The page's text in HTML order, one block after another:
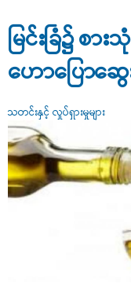
မြင်းခြံ၌ စာ
ဟောပြောဆွ
သတင်းနှင့် လှုပ်ရှားမှုများ